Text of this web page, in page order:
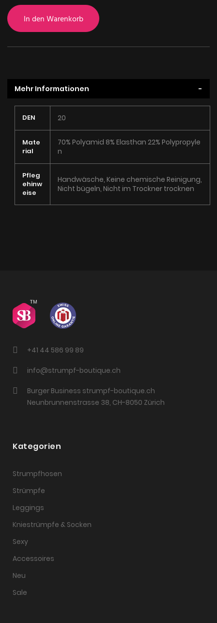
In den Warenkorb
Mehr Informationen
Informationen
DEN 20
Mate
rial
70% Polyamid 8% Elasthan 22% Polypropyle
n
Pfleg
ehinw
eise
Handwäsche, Keine chemische Reinigung,
Nicht bügeln, Nicht im Trockner trocknen
+41 44 586 99 89
info@strumpf-boutique.ch
Burger Business strumpf-boutique.ch
Neunbrunnenstrasse 38, CH-8050 Zürich
Kategorien
Strumpfhosen
Strümpfe
Leggings
Kniestrümpfe & Socken
Sexy
Accessoires
Neu
Sale